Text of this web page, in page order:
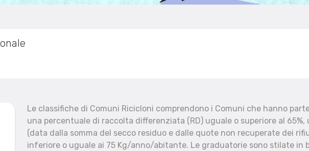
Reset filtri
Le classifiche di Comuni Ricicloni comprendono i Comuni che hanno
una percentuale di raccolta differenziata (RD) uguale o superiore al
(data dalla somma del secco residuo e dalle quote non recuperate dei
inferiore o uguale ai 75 Kg/anno/abitante. Le graduatorie sono stilate in